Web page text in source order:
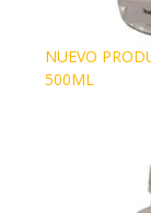
NUEVO
500ML